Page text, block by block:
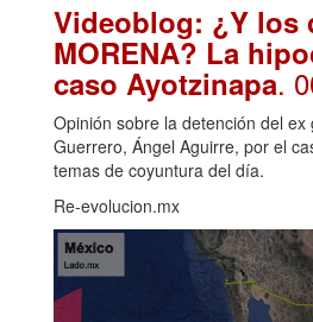
Videoblog: ¿Y los
MORENA? La
caso Ayotzinapa.
Opinión sobre la detención del
Guerrero, Ángel Aguirre, por el
temas de coyuntura del día.
Re-evolucion.mx